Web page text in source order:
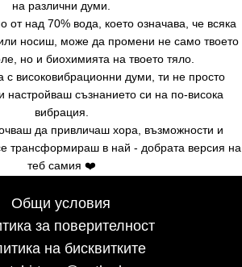
на различни думи.
от над 70% вода, което означава, че всяка
носиш, може да промени не само твоето
но и биохимията на твоето тяло.
с високовибрационни думи, ти не просто
настройваш съзнанието си на по-висока
вибрация.
да привличаш хора, възможности и
трансформираш в най - добрата версия на
теб самия ❤️
Общи условия
за поверителност
на бисквитките